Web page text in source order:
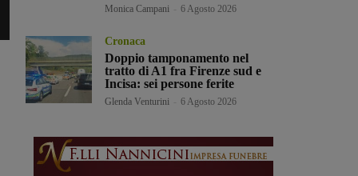
Monica Campani 6 Agosto 2026
Cronaca
Doppio tamponamento nel
tratto di A1 fra Firenze sud e
Incisa: sei persone ferite
Glenda Venturini 6 Agosto 2026